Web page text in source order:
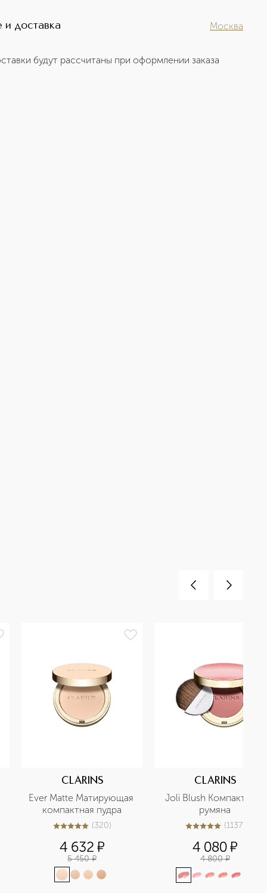
и доставка Москва
будут рассчитаны при оформлении заказа
CLARINS
Ever Matte Матирующая
компактная пудра
5из 5320 (320)
4 632 ¤
5 450 ¤
CLARINS
Joli Blush Компактные
румяна
5из 51137 (1137
4 080¤
4 800 ¤